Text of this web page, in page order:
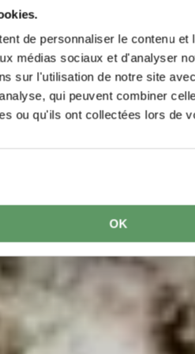
de personnaliser le contenu
médias sociaux et d'analyser
sur l'utilisation de notre site
qui peuvent combiner
ou qu'ils ont collectées lors de
OK